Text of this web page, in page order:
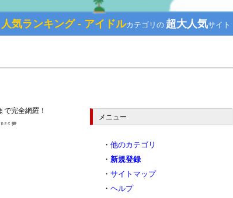
人気ランキング - アイドルカテゴリの 超大人気サイト
完全網羅！
メニュー
・ 他のカテゴリ
・ 新規登録
・ サイトマップ
・ ヘルプ